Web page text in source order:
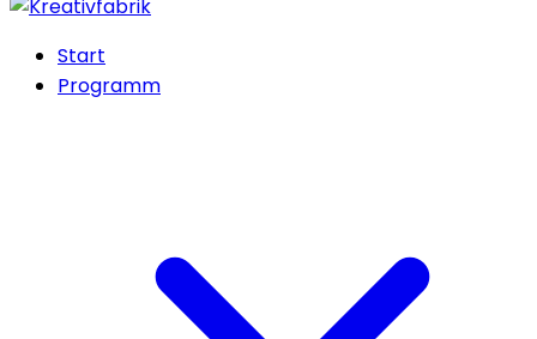
Start
Programm